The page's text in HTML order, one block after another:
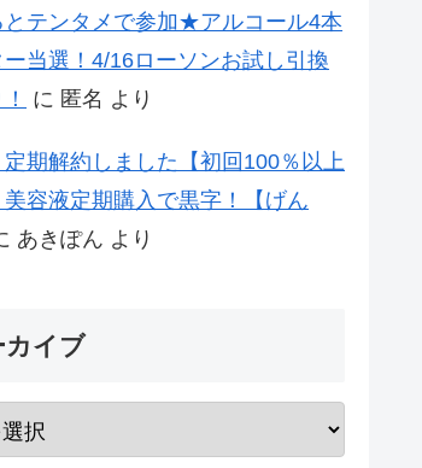
とテンタメで参加★アルコール4本
ー当選！4/16ローソンお試し引換
に 匿名 より
期解約しました【初回100％以上
容液定期購入で黒字！【げん
あきぽん より
カイブ